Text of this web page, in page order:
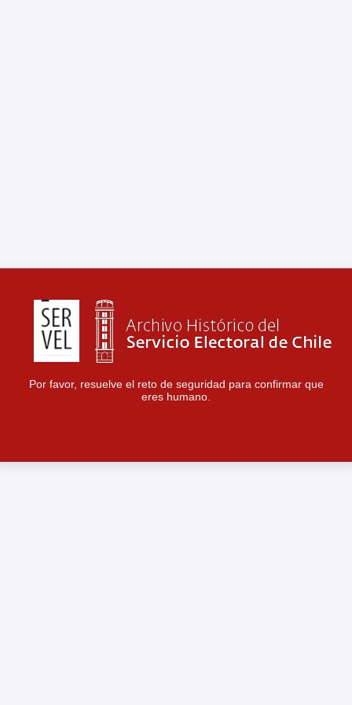
Por favor, resuelve el reto de seguridad para confirmar que
eres humano.